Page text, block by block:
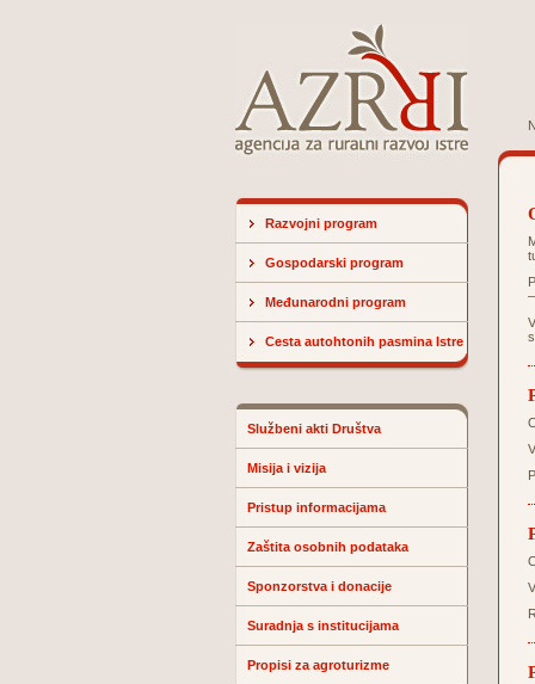
Razvojni program
Gospodarski program
Međunarodni program
Cesta autohtonih pasmina Istre
Službeni akti Društva
Misija i vizija
Pristup informacijama
Zaštita osobnih podataka
Sponzorstva i donacije
Suradnja s institucijama
Propisi za agroturizme